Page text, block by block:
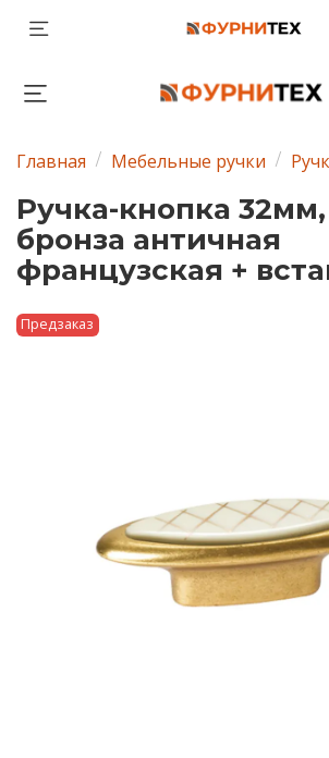
Главная Мебельные ручки
Ручка-кнопка
бронза античная
французская +
Предзаказ